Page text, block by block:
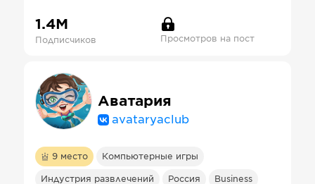
1.4М
Подписчиков Просмотров на пост
Аватария
avataryaclub
9 место Компьютерные игры
Индустрия развлечений Россия Business